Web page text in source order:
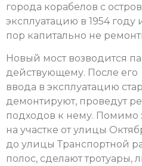
города корабелов с
эксплуатацию в 1954 году
пор капитально не
Новый мост возводится
действующему. После его
ввода в эксплуатацию
демонтируют, проведут
подходов к нему. Помимо
на участке от улицы
до улицы Транспортной
полос, сделают тротуары,